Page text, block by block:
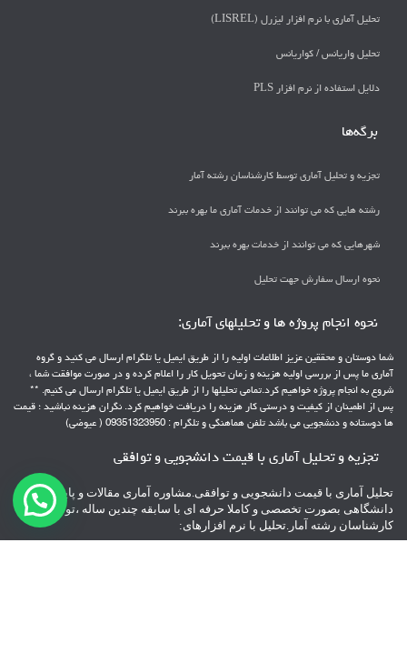
تحلیل آماری با نرم افزار لیزرل (LISREL)
تحليل واريانس / كواريانس
دلايل استفاده از نرم افزار PLS
برگه‌ها
تجزیه و تحلیل آماری توسط کارشناسان رشته آمار
رشته هایی که می توانند از خدمات آماری ما بهره ببرند
شهرهایی که می توانند از خدمات بهره ببرند
نحوه ارسال سفارش جهت تحلیل
نحوه انجام پروژه ها و تحلیلهای آماری:
شما دوستان و محققین عزیز اطلاعات اولیه را از طریق ایمیل یا تلگرام ارسال می کنید و گروه
آماری ما پس از بررسی اولیه هزینه و زمان تحویل کار را اعلام کرده و در صورت موافقت شما ،
شروع به انجام پروژه خواهیم کرد.تمامی تحلیلها را از طریق ایمیل یا تلگرام ارسال می کنیم. **
پس از اطمینان از کیفیت و درستی کار هزینه را دریافت خواهیم کرد. نگران هزینه نباشید ؛ قیمت
ها دوستانه و دنشجویی می باشد تلفن هماهنگی و تلگرام : 09351323950 ( عیوضی)
تجزیه و تحلیل آماری با قیمت دانشجویی و توافقی
تحلیل آماری با قیمت دانشجویی و توافقی.مشاوره آماری مقالات و پایانامه های
دانشگاهی بصورت تخصصی و کاملا حرفه ای با سابقه چندین ساله ،توسط
کارشناسان رشته آمار.تحلیل با نرم افزارهای: